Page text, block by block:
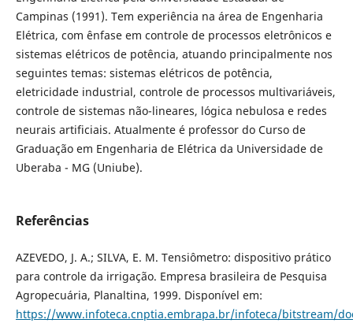
Campinas (1991). Tem experiência na área de Engenharia
Elétrica, com ênfase em controle de processos eletrônicos e
sistemas elétricos de potência, atuando principalmente nos
seguintes temas: sistemas elétricos de potência,
eletricidade industrial, controle de processos multivariáveis,
controle de sistemas não-lineares, lógica nebulosa e redes
neurais artificiais. Atualmente é professor do Curso de
Graduação em Engenharia de Elétrica da Universidade de
Uberaba - MG (Uniube).
Referências
AZEVEDO, J. A.; SILVA, E. M. Tensiômetro: dispositivo prático
para controle da irrigação. Empresa brasileira de Pesquisa
Agropecuária, Planaltina, 1999. Disponível em:
https://www.infoteca.cnptia.embrapa.br/infoteca/bitstream/